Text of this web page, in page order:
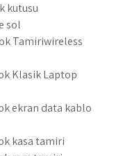
kutusu
sol
Tamiriwireless
Klasik Laptop
ekran data kablo
kasa tamiri